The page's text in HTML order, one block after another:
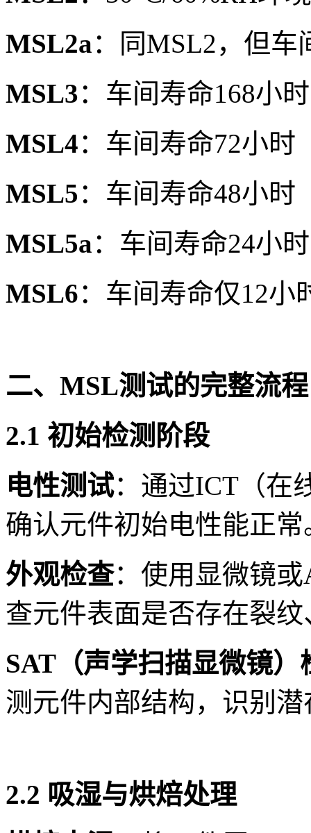
MSL2a：同MSL2，但车
MSL3：车间寿命168小
MSL4：车间寿命72小时
MSL5：车间寿命48小时
MSL5a：车间寿命24小
MSL6：车间寿命仅12小
二、MSL测试的完整流程
2.1 初始检测阶段
电性测试：通过ICT（在
确认元件初始电性能正常
外观检查：使用显微镜
查元件表面是否存在裂
SAT（声学扫描显微镜）
测元件内部结构，识别
2.2 吸湿与烘焙处理